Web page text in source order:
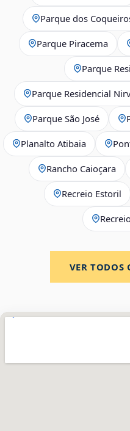
Parque dos
Parque Piracema
Parque
Parque Residencial
Parque São José
Planalto Atibaia
Rancho Caioçara
Recreio Estoril
VER TODOS